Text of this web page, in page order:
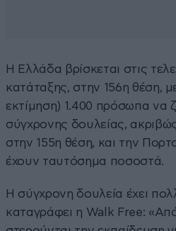
Η Ελλάδα βρίσκεται στις
κατάταξης, στην 156η θέση,
εκτίμηση) 1.400 πρόσωπα να
σύγχρονης δουλείας,
στην 155η θέση, και την
έχουν ταυτόσημα ποσοστά.
Η σύγχρονη δουλεία έχει
καταγράφει η Walk Free: